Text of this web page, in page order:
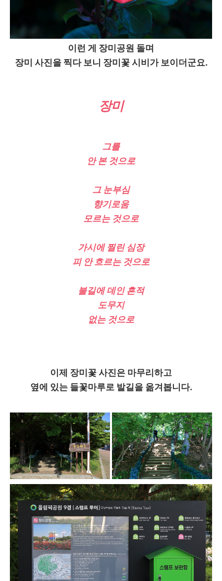
이런 게 장미공원 돌며
장미 사진을 찍다 보니 장미꽃 시비가 보이더군요.
장미
그를
안 본 것으로
그 눈부심
향기로움
모르는 것으로
가시에 찔린 심장
피 안 흐르는 것으로
불길에 데인 흔적
도무지
없는 것으로
이제 장미꽃 사진은 마무리하고
옆에 있는 들꽃마루로 발길을 옮겨봅니다.